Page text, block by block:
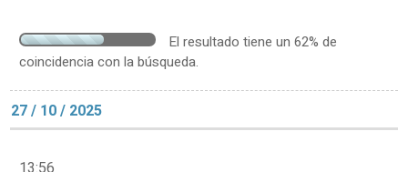
El resultado tiene un 62% de
coincidencia con la búsqueda.
27 / 10 / 2025